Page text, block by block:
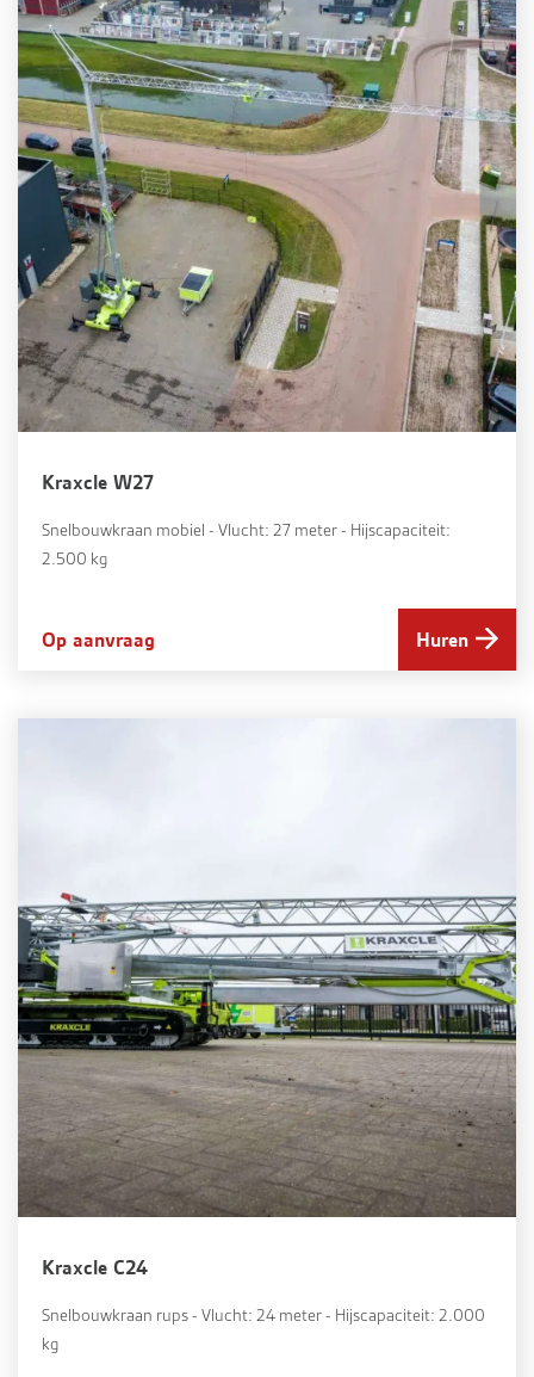
Kraxcle W27
Snelbouwkraan mobiel - Vlucht: 27 meter - Hijscapaciteit:
2.500 kg
Op aanvraag Huren
Kraxcle C24
Snelbouwkraan rups - Vlucht: 24 meter - Hijscapaciteit: 2.000
kg